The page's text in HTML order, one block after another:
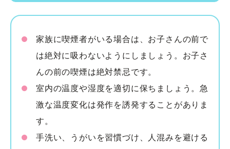
家族に喫煙者がいる場合は、お子さんの前で
は絶対に吸わないようにしましょう。お子さ
んの前の喫煙は絶対禁忌です。
室内の温度や湿度を適切に保ちましょう。急
激な温度変化は発作を誘発することがありま
す。
手洗い、うがいを習慣づけ、人混みを避ける